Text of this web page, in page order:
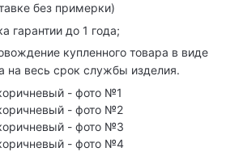
без примерки)
гарантии до 1 года;
купленного товара в виде
на весь срок службы изделия.